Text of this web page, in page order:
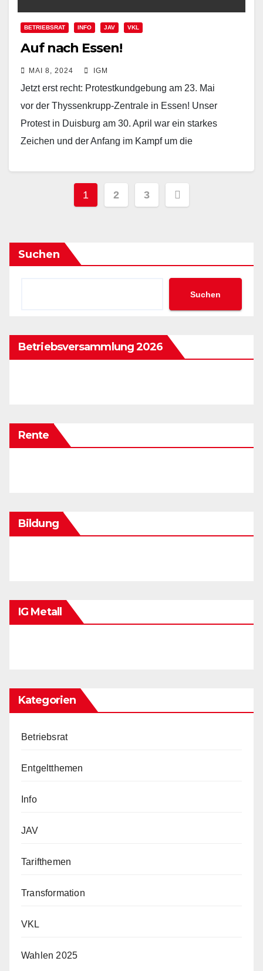
BETRIEBSRAT INFO JAV VKL
Auf nach Essen!
MAI 8, 2024 IGM
Jetzt erst recht: Protestkundgebung am 23. Mai
vor der Thyssenkrupp-Zentrale in Essen! Unser
Protest in Duisburg am 30. April war ein starkes
Zeichen und der Anfang im Kampf um die
Beitragsnavigation
1 2 3
Suchen
Suchen
Betriebsversammlung 2026
Rente
Bildung
IG Metall
Kategorien
Betriebsrat
Entgeltthemen
Info
JAV
Tarifthemen
Transformation
VKL
Wahlen 2025